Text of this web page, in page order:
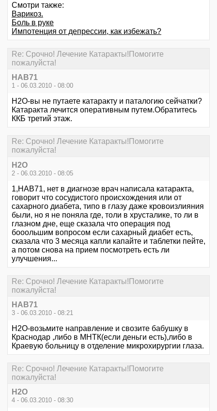
Смотри также:
Варикоз.
Боль в руке
Импотенция от депрессии, как избежать?
Re: Срочно! Лечение Катаракты!Помогите
пожалуйста!
НАВ71
1 - 06.03.2010 - 08:00
Н2О-вы не путаете катаракту и паталогию сейчатки?
Катаракта лечится оперативным путем.Обратитесь
ККБ третий этаж.
Re: Срочно! Лечение Катаракты!Помогите
пожалуйста!
Н2О
2 - 06.03.2010 - 08:05
1,НАВ71, нет в диагнозе врач написала катаракта,
говорит что сосудистого происхождения или от
сахарного диабета, типо в глазу даже кровоизлияния
были, но я не поняла где, толи в хрусталике, то ли в
глазном дне, еще сказала что операция под
бооольшим вопросом если сахарный диабет есть,
сказала что 3 месяца капли капайте и таблетки пейте,
а потом снова на прием посмотреть есть ли
улучшения...
Re: Срочно! Лечение Катаракты!Помогите
пожалуйста!
НАВ71
3 - 06.03.2010 - 08:21
Н2О-возьмите направление и свозите бабушку в
Краснодар ,либо в МНТК(если деньги есть),либо в
Краевую больницу в отделение микрохирургии глаза.
Re: Срочно! Лечение Катаракты!Помогите
пожалуйста!
Н2О
4 - 06.03.2010 - 08:30